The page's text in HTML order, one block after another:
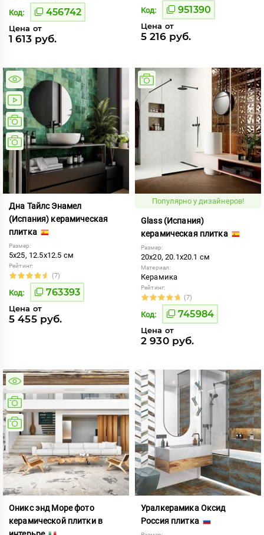
Код: 456742
Цена от
1 613 руб.
Код: 951390
Цена от
5 216 руб.
Дна Тайлс Энамел
(Испания) керамическая
плитка
Размер:
5x25, 12.5x12.5 см
Рейтинг:
(7)
Код: 763393
Цена от
5 455 руб.
Популярно у дизайнеров!
Glass (Испания)
керамическая плитка
Размер:
20x20, 20.1x20.1 см
Материал:
Керамика
Рейтинг:
(7)
Код: 745984
Цена от
2 930 руб.
Оникс энд Море фото
керамической плитки в
Уралкерамика Оксид
Россия плитка